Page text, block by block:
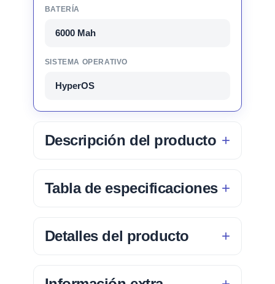
BATERÍA
6000 Mah
SISTEMA OPERATIVO
HyperOS
Descripción del producto
Tabla de especificaciones
Detalles del producto